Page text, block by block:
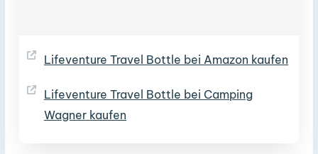
Lifeventure Travel Bottle bei Amazon kaufen
Lifeventure Travel Bottle bei Camping
Wagner kaufen